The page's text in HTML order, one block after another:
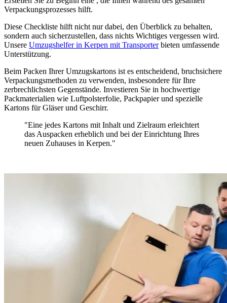
Verpackungsprozesses hilft.
Diese Checkliste hilft nicht nur dabei, den Überblick zu behalten,
sondern auch sicherzustellen, dass nichts Wichtiges vergessen wird.
Unsere Umzugshelfer in Kerpen mit Transporterbieten umfassende
Unterstützung.
Beim Packen Ihrer Umzugskartons ist es entscheidend, bruchsichere
Verpackungsmethoden zu verwenden, insbesondere für Ihre
zerbrechlichsten Gegenstände. Investieren Sie in hochwertige
Packmaterialien wie Luftpolsterfolie, Packpapier und spezielle
Kartons für Gläser und Geschirr.
"Eine jedes Kartons mit Inhalt und Zielraum erleichtert
das Auspacken erheblich und bei der Einrichtung Ihres
neuen Zuhauses in Kerpen."